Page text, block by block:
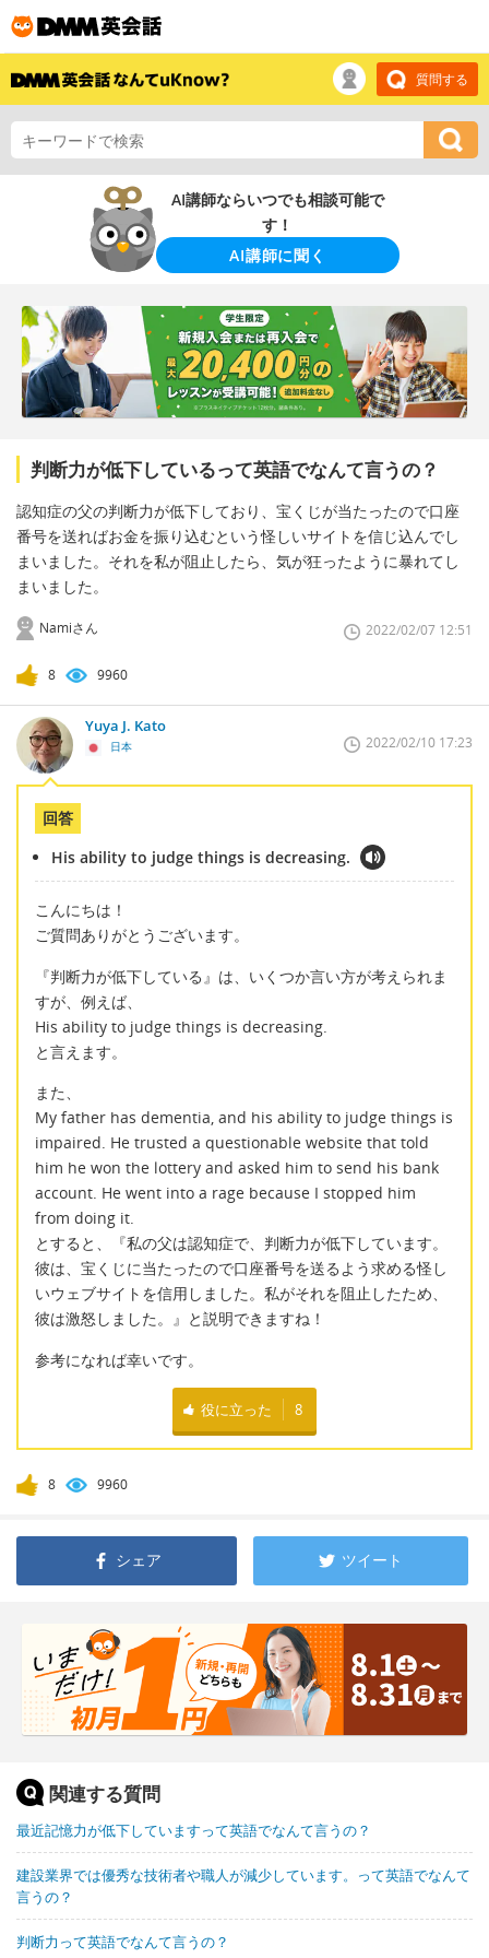
質問する
AI講師ならいつでも相談可能で
す！
AI講師に聞く
判断力が低下しているって英語でなんて言うの？
認知症の父の判断力が低下しており、宝くじが当たったので口座
番号を送ればお金を振り込むという怪しいサイトを信じ込んでし
まいました。それを私が阻止したら、気が狂ったように暴れてし
まいました。
Namiさん 2022/02/07 12:51
8 9960
Yuya J. Kato
日本 2022/02/10 17:23
回答
His ability to judge things is decreasing.
こんにちは！
ご質問ありがとうございます。
『判断力が低下している』は、いくつか言い方が考えられま
すが、例えば、
His ability to judge things is decreasing.
と言えます。
また、
My father has dementia, and his ability to judge things is
impaired. He trusted a questionable website that told
him he won the lottery and asked him to send his bank
account. He went into a rage because I stopped him
from doing it.
とすると、『私の父は認知症で、判断力が低下しています。
彼は、宝くじに当たったので口座番号を送るよう求める怪し
いウェブサイトを信用しました。私がそれを阻止したため、
彼は激怒しました。』と説明できますね！
参考になれば幸いです。
役に立った 8
8 9960
シェア ツイート
関連する質問
最近記憶力が低下していますって英語でなんて言うの？
建設業界では優秀な技術者や職人が減少しています。って英語でなんて
言うの？
判断力って英語でなんて言うの？